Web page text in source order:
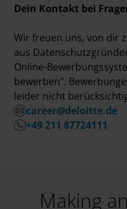
Dein Kontakt bei
Wir freuen uns, von dir
aus
Online-
bewerben".
leider nicht
career@deloitte.de
+49 211 87724111
Making